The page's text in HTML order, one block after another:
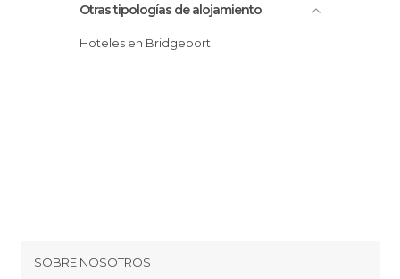
Otras tipologías de alojamiento
Hoteles en Bridgeport
SOBRE NOSOTROS